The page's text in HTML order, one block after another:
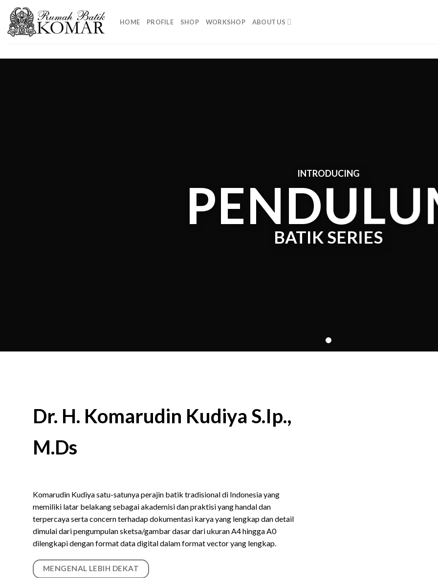
content
HOME PROFILE SHOP WORKSHOP ABOUT US
INTRODUCING
BATIK SERIES
Dr. H. Komarudin Kudiya S.Ip.,
M.Ds
Komarudin Kudiya satu-satunya perajin batik tradisional di Indonesia yang
memiliki latar belakang sebagai akademisi dan praktisi yang handal dan
terpercaya serta concern terhadap dokumentasi karya yang lengkap dan detail
dimulai dari pengumpulan sketsa/gambar dasar dari ukuran A4 hingga A0
dilengkapi dengan format data digital dalam format vector yang lengkap.
MENGENAL LEBIH DEKAT